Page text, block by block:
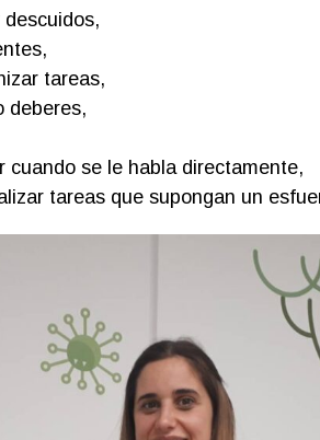
tareas,
deberes,
cuando se le habla directamente,
tareas que supongan un